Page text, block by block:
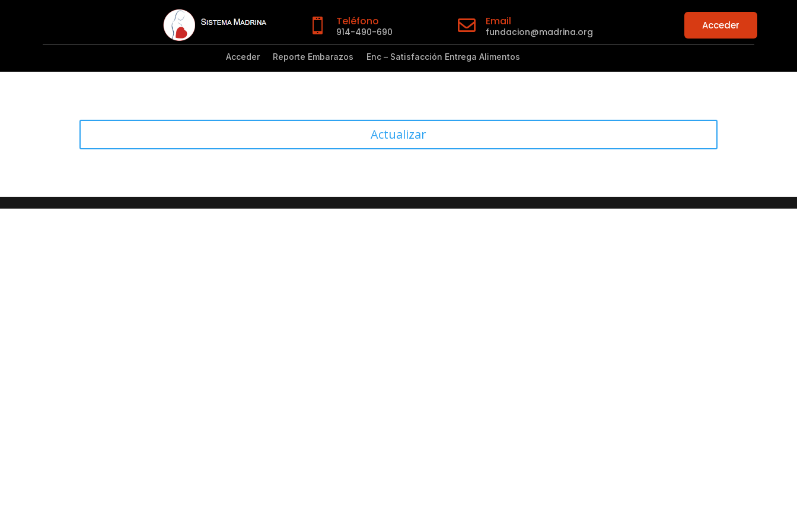
 Teléfono
914-490-690  Email
fundacion@madrina.org
Acceder
Acceder Reporte Embarazos Enc – Satisfacción Entrega Alimentos
Actualizar